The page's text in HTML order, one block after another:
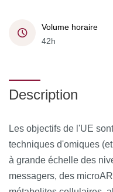
Volume horaire
42h
Description
Les objectifs de l'UE
techniques d'omiques
à grande échelle des
messagers, des